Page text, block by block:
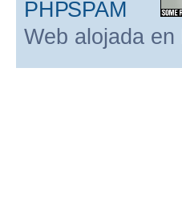
Web alojada en